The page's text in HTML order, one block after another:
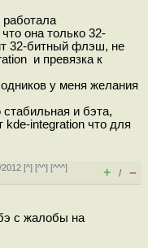
она только 32-
32-битный флэш, не
и превязка к
у меня желания
и бэта,
kde-integration что для
[^] [^^] [^^^]
+ / –
с жалобы на